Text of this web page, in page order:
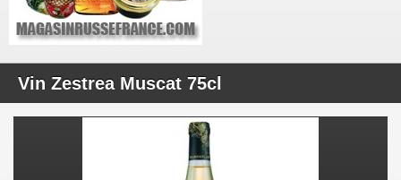
Vin Zestrea Muscat 75cl